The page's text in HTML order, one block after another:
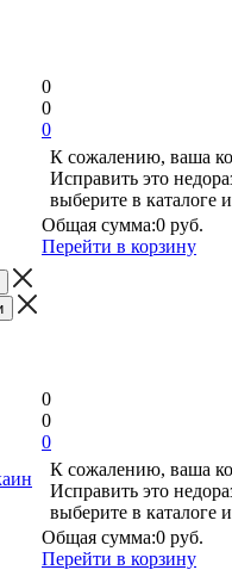
0
0
0
К сожалению, ваша
Исправить это
выберите в каталоге
Общая сумма:0 руб.
Перейти в корзину
0
0
0
К сожалению, ваша
Исправить это
выберите в каталоге
Общая сумма:0 руб.
Перейти в корзину